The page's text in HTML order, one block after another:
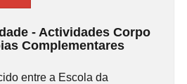
- Actividades Corpo
Complementares
entre a Escola da